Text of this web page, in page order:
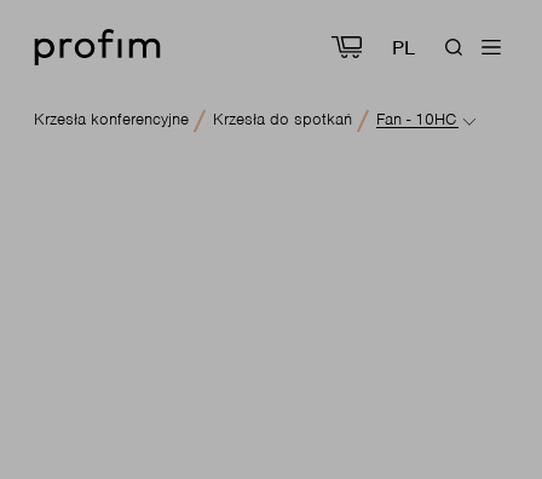
PL
Krzesła konferencyjne Krzesła do spotkań Fan - 10HC